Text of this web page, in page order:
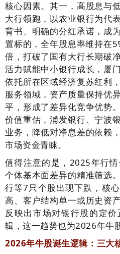
核心因素。其一，高股息与
大行领跑，以农业银行为代
背书、明确的分红承诺，成
置标的，全年股息率维持在
倍，打破了国有大行长期破
活力赋能中小银行成长，厦
依托所在区域经济复苏红利
服务领域，资产质量保持优
平，形成了差异化竞争优势
价值重估，浦发银行、宁波
业务，降低对净息差的依赖
市场资金青睐。
值得注意的是，2025年行
个体基本面差异的精准筛选
行等7只个股出现下跌，核
高、客户结构单一或历史资
反映出市场对银行股的定
辑，这一趋势也为2026年牛
2026年牛股诞生逻辑：三大